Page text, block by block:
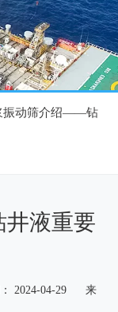
振动筛介绍——钻
液重要
2024-04-29 来